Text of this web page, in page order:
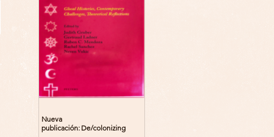
Nueva
publicación: De/colonizing